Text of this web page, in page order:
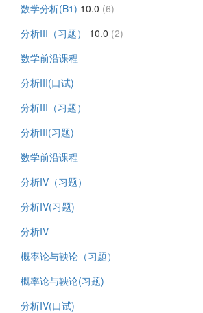
数学分析(B1) 10.0 (6)
分析III（习题） 10.0 (2)
数学前沿课程
分析III(口试)
分析III（习题）
分析III(习题)
数学前沿课程
分析IV（习题）
分析IV(习题)
分析IV
概率论与鞅论（习题）
概率论与鞅论(习题)
分析IV(口试)